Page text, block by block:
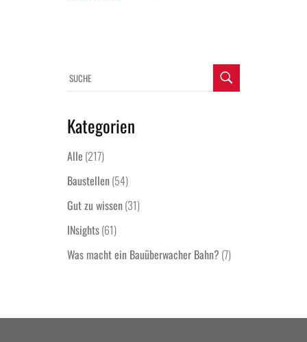
Kategorien
Alle (217)
Baustellen(54)
Gut zu wissen(31)
INsights(61)
Was macht ein Bauüberwacher Bahn? (7)